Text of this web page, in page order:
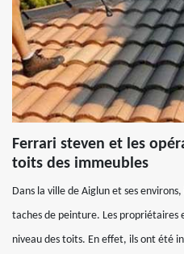
Ferrari steven et les
toits des immeubles
Dans la ville de Aiglun et ses
taches de peinture. Les propriétaires
niveau des toits. En effet, ils ont été